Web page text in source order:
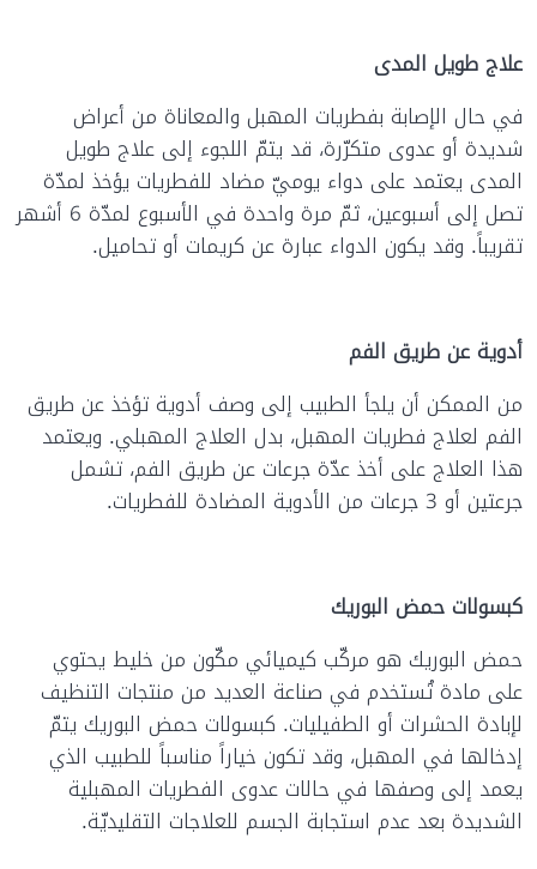
علاج طويل المدى
في حال الإصابة بفطريات المهبل والمعاناة من أعراض
شديدة أو عدوى متكرّرة، قد يتمّ اللجوء إلى علاج طويل
المدى يعتمد على دواء يوميّ مضاد للفطريات يؤخذ لمدّة
تصل إلى أسبوعين، ثمّ مرة واحدة في الأسبوع لمدّة 6 أشهر
تقريباً. وقد يكون الدواء عبارة عن كريمات أو تحاميل.
أدوية عن طريق الفم
من الممكن أن يلجأ الطبيب إلى وصف أدوية تؤخذ عن طريق
الفم لعلاج فطريات المهبل، بدل العلاج المهبلي. ويعتمد
هذا العلاج على أخذ عدّة جرعات عن طريق الفم، تشمل
جرعتين أو 3 جرعات من الأدوية المضادة للفطريات.
كبسولات حمض البوريك
حمض البوريك هو مركّب كيميائي مكّون من خليط يحتوي
على مادة تُستخدم في صناعة العديد من منتجات التنظيف
لإبادة الحشرات أو الطفيليات. كبسولات حمض البوريك يتمّ
إدخالها في المهبل، وقد تكون خياراً مناسباً للطبيب الذي
يعمد إلى وصفها في حالات عدوى الفطريات المهبلية
الشديدة بعد عدم استجابة الجسم للعلاجات التقليديّة.